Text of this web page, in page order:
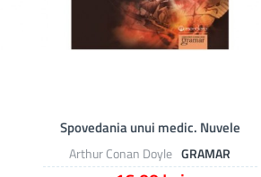
Arthur Conan Doyle GRAMAR
Spovedania unui medic. Nuvele